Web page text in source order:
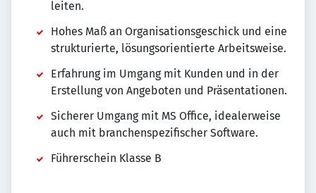
leiten.
Hohes Maß an Organisationsgeschick und eine
strukturierte, lösungsorientierte Arbeitsweise.
Erfahrung im Umgang mit Kunden und in der
Erstellung von Angeboten und Präsentationen.
Sicherer Umgang mit MS Office, idealerweise
auch mit branchenspezifischer Software.
Führerschein Klasse B